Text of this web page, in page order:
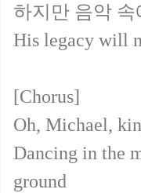
하지만 음악 속
His legacy will
[Chorus]
Oh, Michael,
Dancing in the
ground